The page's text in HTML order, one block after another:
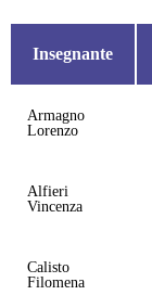
Insegnante
Armagno
Lorenzo
Alfieri
Vincenza
Calisto
Filomena